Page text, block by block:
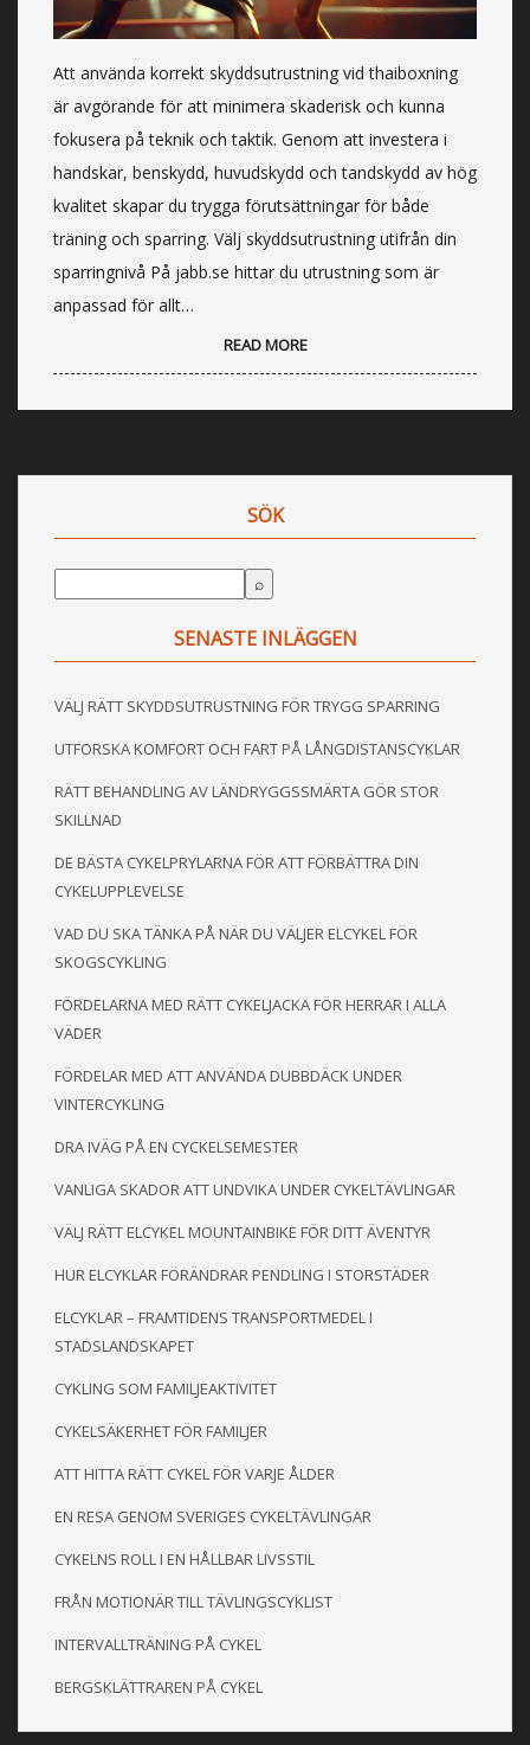
Att använda korrekt skyddsutrustning vid thaiboxning
är avgörande för att minimera skaderisk och kunna
fokusera på teknik och taktik. Genom att investera i
handskar, benskydd, huvudskydd och tandskydd av hög
kvalitet skapar du trygga förutsättningar för både
träning och sparring. Välj skyddsutrustning utifrån din
sparringnivå På jabb.se hittar du utrustning som är
anpassad för allt…
READ MORE
SÖK
SENASTE INLÄGGEN
VÄLJ RÄTT SKYDDSUTRUSTNING FÖR TRYGG SPARRING
UTFORSKA KOMFORT OCH FART PÅ LÅNGDISTANSCYKLAR
RÄTT BEHANDLING AV LÄNDRYGGSSMÄRTA GÖR STOR
SKILLNAD
DE BÄSTA CYKELPRYLARNA FÖR ATT FÖRBÄTTRA DIN
CYKELUPPLEVELSE
VAD DU SKA TÄNKA PÅ NÄR DU VÄLJER ELCYKEL FÖR
SKOGSCYKLING
FÖRDELARNA MED RÄTT CYKELJACKA FÖR HERRAR I ALLA
VÄDER
FÖRDELAR MED ATT ANVÄNDA DUBBDÄCK UNDER
VINTERCYKLING
DRA IVÄG PÅ EN CYCKELSEMESTER
VANLIGA SKADOR ATT UNDVIKA UNDER CYKELTÄVLINGAR
VÄLJ RÄTT ELCYKEL MOUNTAINBIKE FÖR DITT ÄVENTYR
HUR ELCYKLAR FÖRÄNDRAR PENDLING I STORSTÄDER
ELCYKLAR – FRAMTIDENS TRANSPORTMEDEL I
STADSLANDSKAPET
CYKLING SOM FAMILJEAKTIVITET
CYKELSÄKERHET FÖR FAMILJER
ATT HITTA RÄTT CYKEL FÖR VARJE ÅLDER
EN RESA GENOM SVERIGES CYKELTÄVLINGAR
CYKELNS ROLL I EN HÅLLBAR LIVSSTIL
FRÅN MOTIONÄR TILL TÄVLINGSCYKLIST
INTERVALLTRÄNING PÅ CYKEL
BERGSKLÄTTRAREN PÅ CYKEL